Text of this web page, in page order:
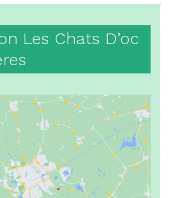
Les Chats D’oc